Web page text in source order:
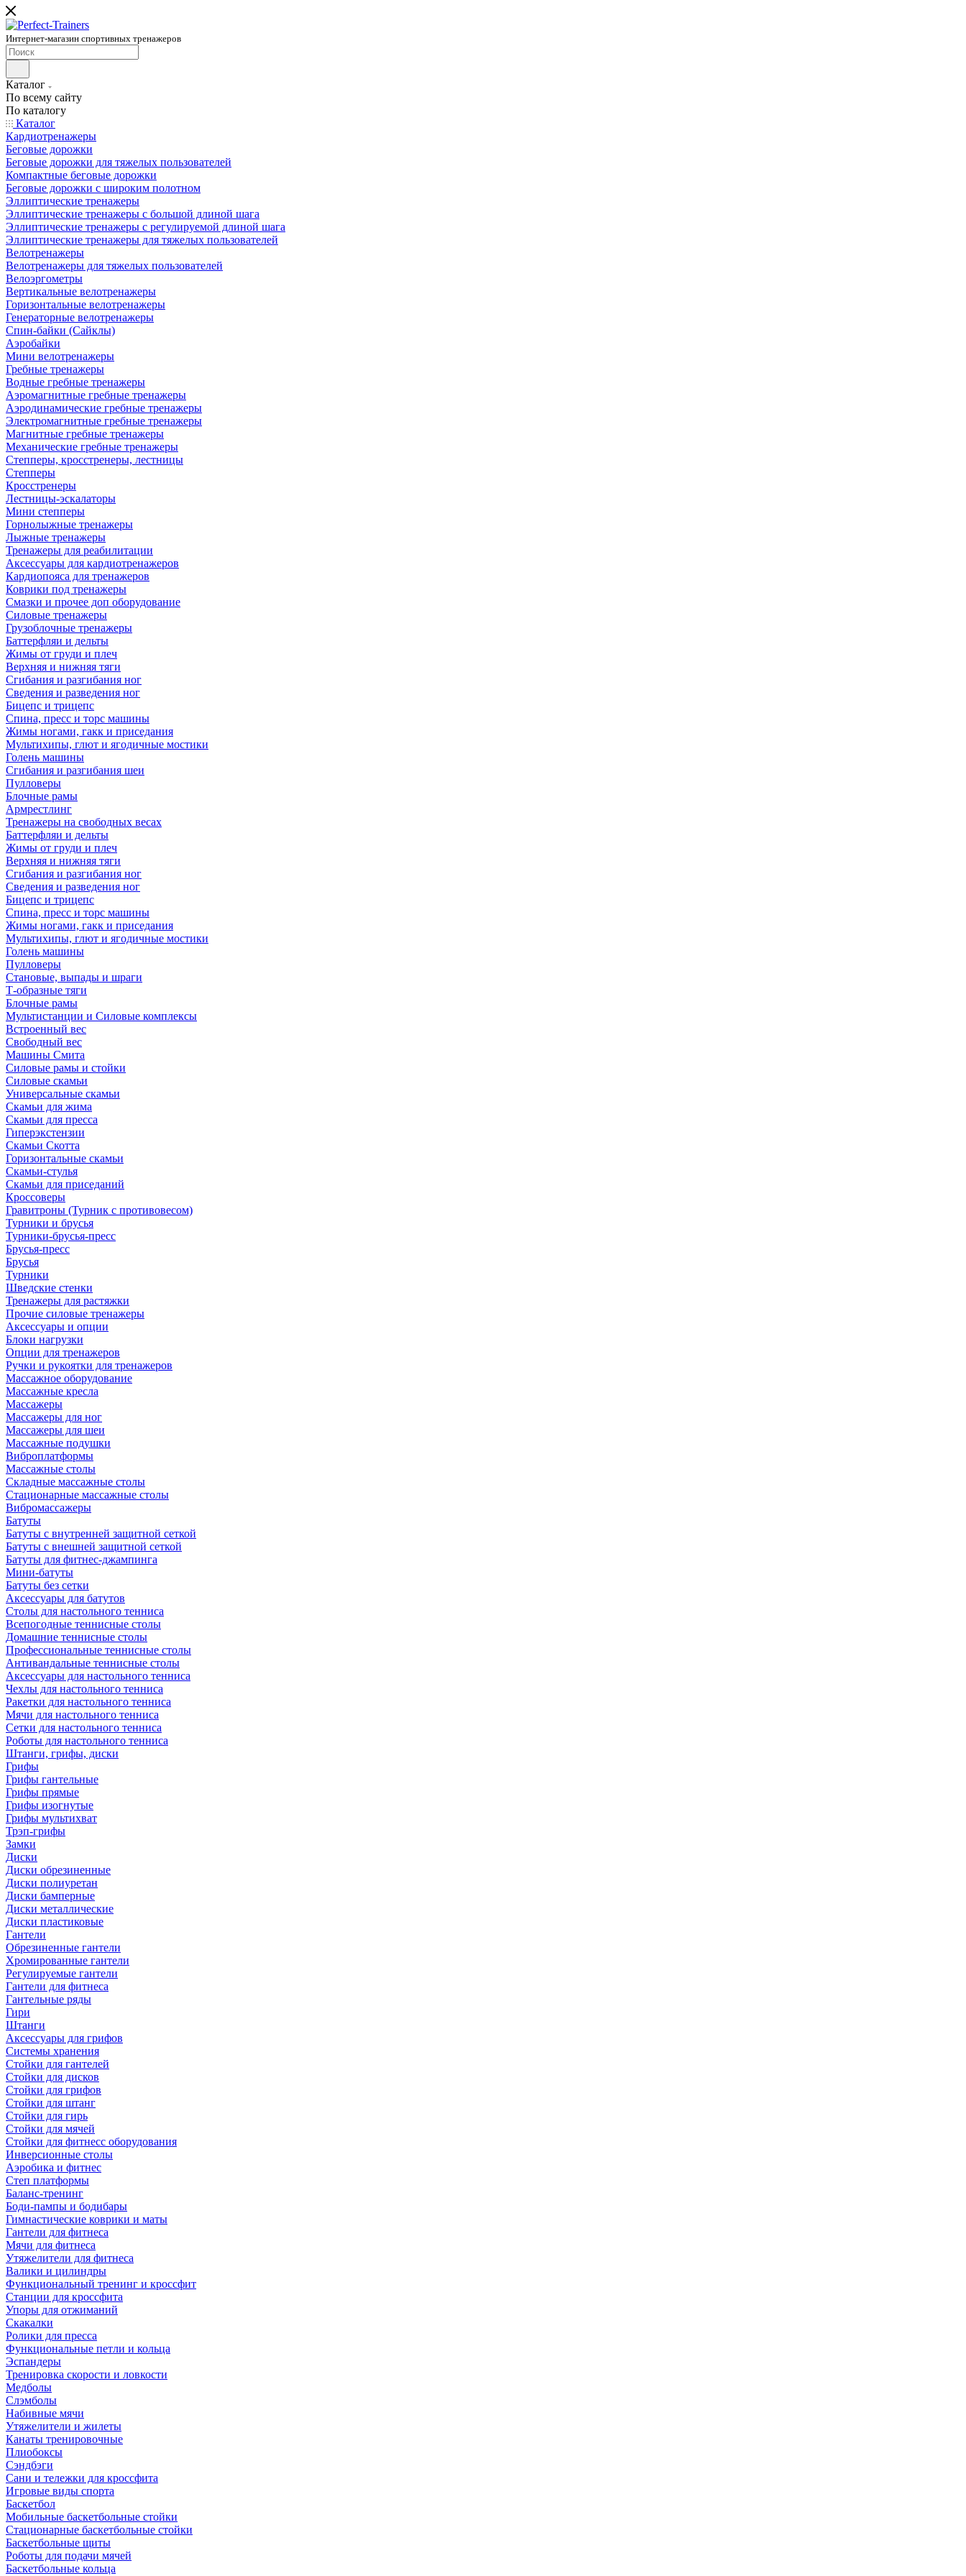
Интернет-магазин спортивных тренажеров
Каталог
По всему сайту
По каталогу
Каталог
Кардиотренажеры
Беговые дорожки
Беговые дорожки для тяжелых пользователей
Компактные беговые дорожки
Беговые дорожки с широким полотном
Эллиптические тренажеры
Эллиптические тренажеры с большой длиной шага
Эллиптические тренажеры с регулируемой длиной шага
Эллиптические тренажеры для тяжелых пользователей
Велотренажеры
Велотренажеры для тяжелых пользователей
Велоэргометры
Вертикальные велотренажеры
Горизонтальные велотренажеры
Генераторные велотренажеры
Спин-байки (Сайклы)
Аэробайки
Мини велотренажеры
Гребные тренажеры
Водные гребные тренажеры
Аэромагнитные гребные тренажеры
Аэродинамические гребные тренажеры
Электромагнитные гребные тренажеры
Магнитные гребные тренажеры
Механические гребные тренажеры
Степперы, кросстренеры, лестницы
Степперы
Кросстренеры
Лестницы-эскалаторы
Мини степперы
Горнолыжные тренажеры
Лыжные тренажеры
Тренажеры для реабилитации
Аксессуары для кардиотренажеров
Кардиопояса для тренажеров
Коврики под тренажеры
Смазки и прочее доп оборудование
Силовые тренажеры
Грузоблочные тренажеры
Баттерфляи и дельты
Жимы от груди и плеч
Верхняя и нижняя тяги
Сгибания и разгибания ног
Сведения и разведения ног
Бицепс и трицепс
Спина, пресс и торс машины
Жимы ногами, гакк и приседания
Мультихипы, глют и ягодичные мостики
Голень машины
Сгибания и разгибания шеи
Пулловеры
Блочные рамы
Армрестлинг
Тренажеры на свободных весах
Баттерфляи и дельты
Жимы от груди и плеч
Верхняя и нижняя тяги
Сгибания и разгибания ног
Сведения и разведения ног
Бицепс и трицепс
Спина, пресс и торс машины
Жимы ногами, гакк и приседания
Мультихипы, глют и ягодичные мостики
Голень машины
Пулловеры
Становые, выпады и шраги
Т-образные тяги
Блочные рамы
Мультистанции и Силовые комплексы
Встроенный вес
Свободный вес
Машины Смита
Силовые рамы и стойки
Силовые скамьи
Универсальные скамьи
Скамьи для жима
Скамьи для пресса
Гиперэкстензии
Скамьи Скотта
Горизонтальные скамьи
Скамьи-стулья
Скамьи для приседаний
Кроссоверы
Гравитроны (Турник с противовесом)
Турники и брусья
Турники-брусья-пресс
Брусья-пресс
Брусья
Турники
Шведские стенки
Тренажеры для растяжки
Прочие силовые тренажеры
Аксессуары и опции
Блоки нагрузки
Опции для тренажеров
Ручки и рукоятки для тренажеров
Массажное оборудование
Массажные кресла
Массажеры
Массажеры для ног
Массажеры для шеи
Массажные подушки
Виброплатформы
Массажные столы
Складные массажные столы
Стационарные массажные столы
Вибромассажеры
Батуты
Батуты с внутренней защитной сеткой
Батуты с внешней защитной сеткой
Батуты для фитнес-джампинга
Мини-батуты
Батуты без сетки
Аксессуары для батутов
Столы для настольного тенниса
Всепогодные теннисные столы
Домашние теннисные столы
Профессиональные теннисные столы
Антивандальные теннисные столы
Аксессуары для настольного тенниса
Чехлы для настольного тенниса
Ракетки для настольного тенниса
Мячи для настольного тенниса
Сетки для настольного тенниса
Роботы для настольного тенниса
Штанги, грифы, диски
Грифы
Грифы гантельные
Грифы прямые
Грифы изогнутые
Грифы мультихват
Трэп-грифы
Замки
Диски
Диски обрезиненные
Диски полиуретан
Диски бамперные
Диски металлические
Диски пластиковые
Гантели
Обрезиненные гантели
Хромированные гантели
Регулируемые гантели
Гантели для фитнеса
Гантельные ряды
Гири
Штанги
Аксессуары для грифов
Системы хранения
Стойки для гантелей
Стойки для дисков
Стойки для грифов
Стойки для штанг
Стойки для гирь
Стойки для мячей
Стойки для фитнесс оборудования
Инверсионные столы
Аэробика и фитнес
Степ платформы
Баланс-тренинг
Боди-пампы и бодибары
Гимнастические коврики и маты
Гантели для фитнеса
Мячи для фитнеса
Утяжелители для фитнеса
Валики и цилиндры
Функциональный тренинг и кроссфит
Станции для кроссфита
Упоры для отжиманий
Скакалки
Ролики для пресса
Функциональные петли и кольца
Эспандеры
Тренировка скорости и ловкости
Медболы
Слэмболы
Набивные мячи
Утяжелители и жилеты
Канаты тренировочные
Плиобоксы
Сэндбэги
Сани и тележки для кроссфита
Игровые виды спорта
Баскетбол
Мобильные баскетбольные стойки
Стационарные баскетбольные стойки
Баскетбольные щиты
Роботы для подачи мячей
Баскетбольные кольца